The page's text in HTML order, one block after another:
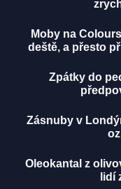
Moby na
deště, a přesto
Zpátky do
Zásnuby v
Oleokantal z
lidí